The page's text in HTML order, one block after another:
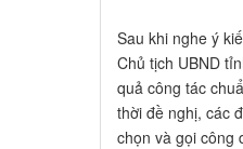
Sau khi nghe ý
Chủ tịch UBND
quả công tác
thời đề nghị, các
chọn và gọi công